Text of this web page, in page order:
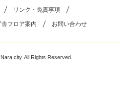
リンク・免責事項
舎フロア案内 お問い合わせ
city. All Rights Reserved.